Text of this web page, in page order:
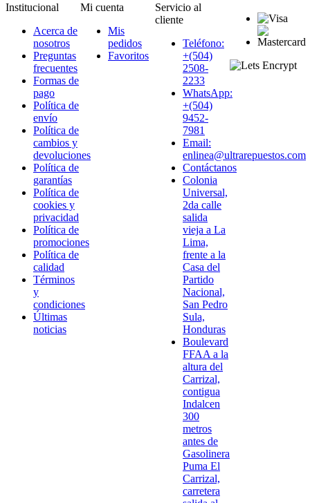
Institucional
Acerca de
nosotros
Preguntas
frecuentes
Formas de
pago
Política de
envío
Política de
cambios y
devoluciones
Política de
garantías
Política de
cookies y
privacidad
Política de
promociones
Política de
calidad
Términos
y
condiciones
Últimas
noticias
Mi cuenta
Mis
pedidos
Favoritos
Servicio al
cliente
Teléfono:
+(504)
2508-
2233
WhatsApp:
+(504)
9452-
7981
Email:
enlinea@ultrarepuestos.com
Contáctanos
Colonia
Universal,
2da calle
salida
vieja a La
Lima,
frente a la
Casa del
Partido
Nacional,
San Pedro
Sula,
Honduras
Boulevard
FFAA a la
altura del
Carrizal,
contigua
Indalcen
300
metros
antes de
Gasolinera
Puma El
Carrizal,
carretera